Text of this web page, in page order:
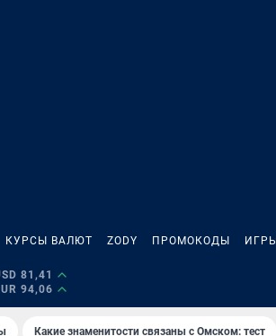
КУРСЫ ВАЛЮТ ZODY ПРОМОКОДЫ ИГРЫ
81,41
94,06
Какие знаменитости связаны с Омском: тест